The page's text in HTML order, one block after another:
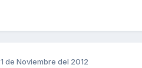
1 de Noviembre del 2012